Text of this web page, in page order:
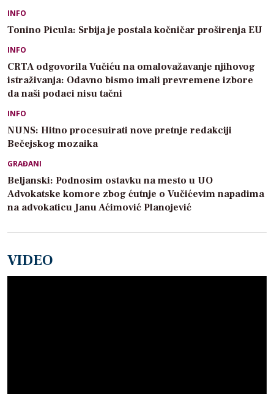
INFO
Tonino Picula: Srbija je postala kočničar proširenja EU
INFO
CRTA odgovorila Vučiću na omalovažavanje njihovog
istraživanja: Odavno bismo imali prevremene izbore
da naši podaci nisu tačni
INFO
NUNS: Hitno procesuirati nove pretnje redakciji
Bečejskog mozaika
GRAĐANI
Beljanski: Podnosim ostavku na mesto u UO
Advokatske komore zbog ćutnje o Vučićevim napadima
na advokaticu Janu Aćimović Planojević
VIDEO